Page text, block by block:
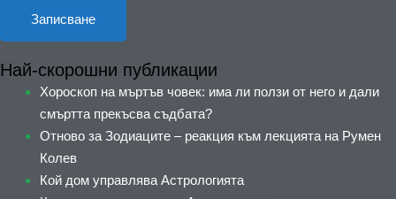
Най-скорошни публикации
Хороскоп на мъртъв човек: има ли ползи от него и дали
смъртта прекъсва съдбата?
Отново за Зодиаците – реакция към лекцията на Румен
Колев
Кой дом управлява Астрологията